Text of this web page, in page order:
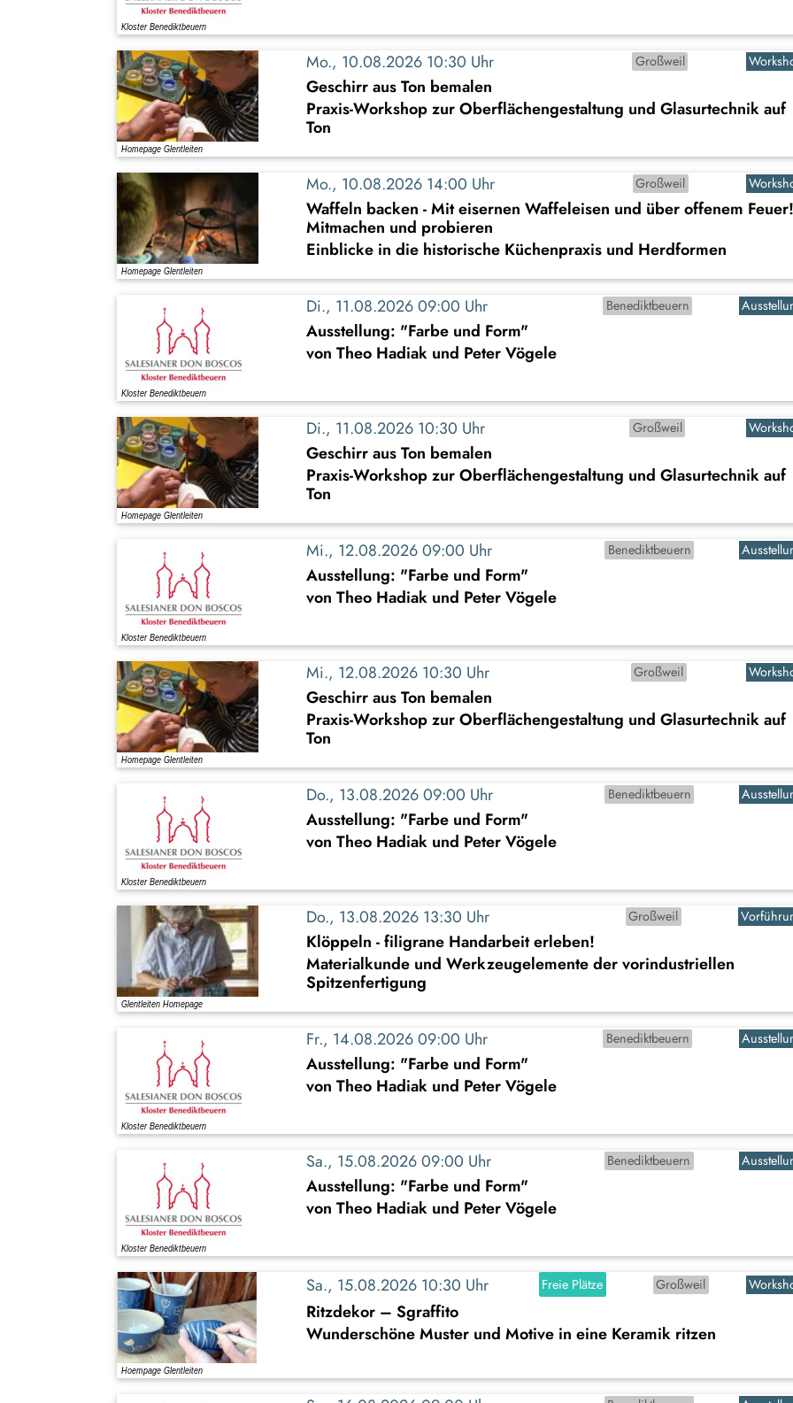
Mo., 10.08.2026 10:30 Uhr Großweil
Geschirr aus Ton bemalen
Praxis-Workshop zur Oberflächengestaltung und Glasurtechnik auf
Ton
Mo., 10.08.2026 14:00 Uhr Großweil
Waffeln backen - Mit eisernen Waffeleisen und über offenem Feuer!
Mitmachen und probieren
Einblicke in die historische Küchenpraxis und Herdformen
Di., 11.08.2026 09:00 Uhr Benediktbeuern
Ausstellung: "Farbe und Form"
von Theo Hadiak und Peter Vögele
Di., 11.08.2026 10:30 Uhr Großweil
Geschirr aus Ton bemalen
Praxis-Workshop zur Oberflächengestaltung und Glasurtechnik auf
Ton
Mi., 12.08.2026 09:00 Uhr Benediktbeuern
Ausstellung: "Farbe und Form"
von Theo Hadiak und Peter Vögele
Mi., 12.08.2026 10:30 Uhr Großweil
Geschirr aus Ton bemalen
Praxis-Workshop zur Oberflächengestaltung und Glasurtechnik auf
Ton
Do., 13.08.2026 09:00 Uhr Benediktbeuern
Ausstellung: "Farbe und Form"
von Theo Hadiak und Peter Vögele
Do., 13.08.2026 13:30 Uhr Großweil
Klöppeln - filigrane Handarbeit erleben!
Materialkunde und Werkzeugelemente der vorindustriellen
Spitzenfertigung
Fr., 14.08.2026 09:00 Uhr Benediktbeuern
Ausstellung: "Farbe und Form"
von Theo Hadiak und Peter Vögele
Sa., 15.08.2026 09:00 Uhr Benediktbeuern
Ausstellung: "Farbe und Form"
von Theo Hadiak und Peter Vögele
Sa., 15.08.2026 10:30 Uhr Freie Plätze Großweil
Ritzdekor – Sgraffito
Wunderschöne Muster und Motive in eine Keramik ritzen